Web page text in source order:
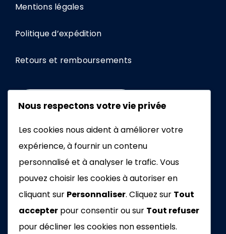
Mentions légales
Politique d’expédition
Retours et remboursements
+33672462076
EMAIL
2026 – Tous droits réservés
Nous respectons votre vie privée
Les cookies nous aident à améliorer votre
expérience, à fournir un contenu
personnalisé et à analyser le trafic. Vous
pouvez choisir les cookies à autoriser en
cliquant sur Personnaliser. Cliquez sur Tout
accepter pour consentir ou sur Tout refuser
pour décliner les cookies non essentiels.